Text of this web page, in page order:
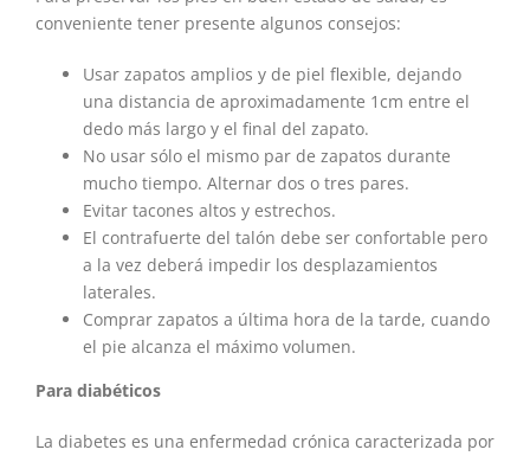
conveniente tener presente algunos consejos:
Usar zapatos amplios y de piel flexible, dejando
una distancia de aproximadamente 1cm entre el
dedo más largo y el final del zapato.
No usar sólo el mismo par de zapatos durante
mucho tiempo. Alternar dos o tres pares.
Evitar tacones altos y estrechos.
El contrafuerte del talón debe ser confortable pero
a la vez deberá impedir los desplazamientos
laterales.
Comprar zapatos a última hora de la tarde, cuando
el pie alcanza el máximo volumen.
Para diabéticos
La diabetes es una enfermedad crónica caracterizada por